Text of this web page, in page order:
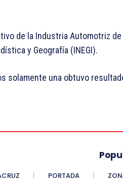
de la Industria Automotriz
y Geografía (INEGI).
solamente una obtuvo
PORTADA